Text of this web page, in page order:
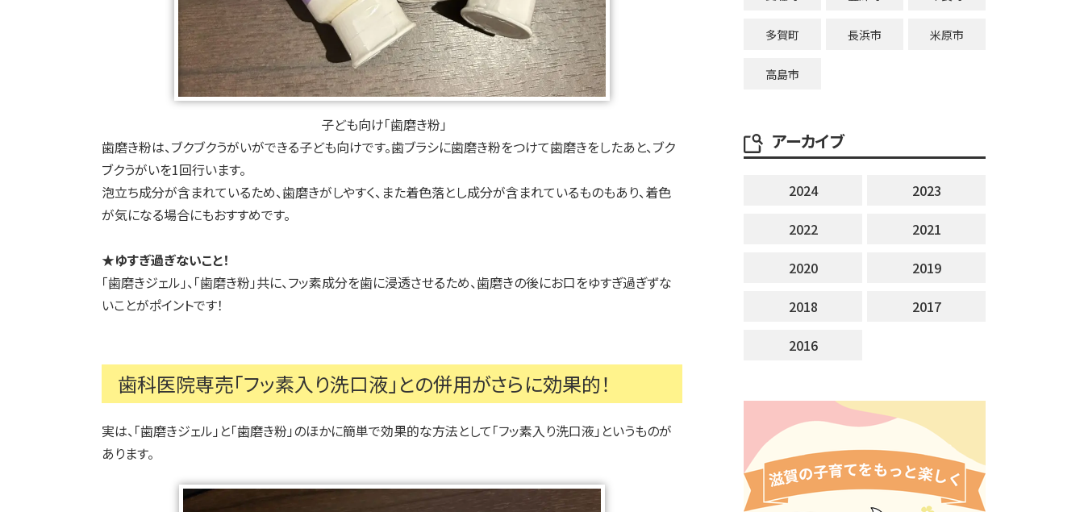
子ども向け「歯磨き粉」
歯磨き粉は、ブクブクうがいができる子ども向けです。歯ブラシに歯磨き粉をつけて歯磨きをしたあと、ブク
ブクうがいを1回行います。
泡立ち成分が含まれているため、歯磨きがしやすく、また着色落とし成分が含まれているものもあり、着色
が気になる場合にもおすすめです。
★ゆすぎ過ぎないこと！
「歯磨きジェル」、「歯磨き粉」共に、フッ素成分を歯に浸透させるため、歯磨きの後にお口をゆすぎ過ぎずな
いことがポイントです！
歯科医院専売「フッ素入り洗口液」との併用がさらに効果的！
実は、「歯磨きジェル」と「歯磨き粉」のほかに簡単で効果的な方法として「フッ素入り洗口液」というものが
あります。
多賀町 長浜市 米原市
高島市
アーカイブ
2024
2023
2022
2021
2020
2019
2018
2017
2016